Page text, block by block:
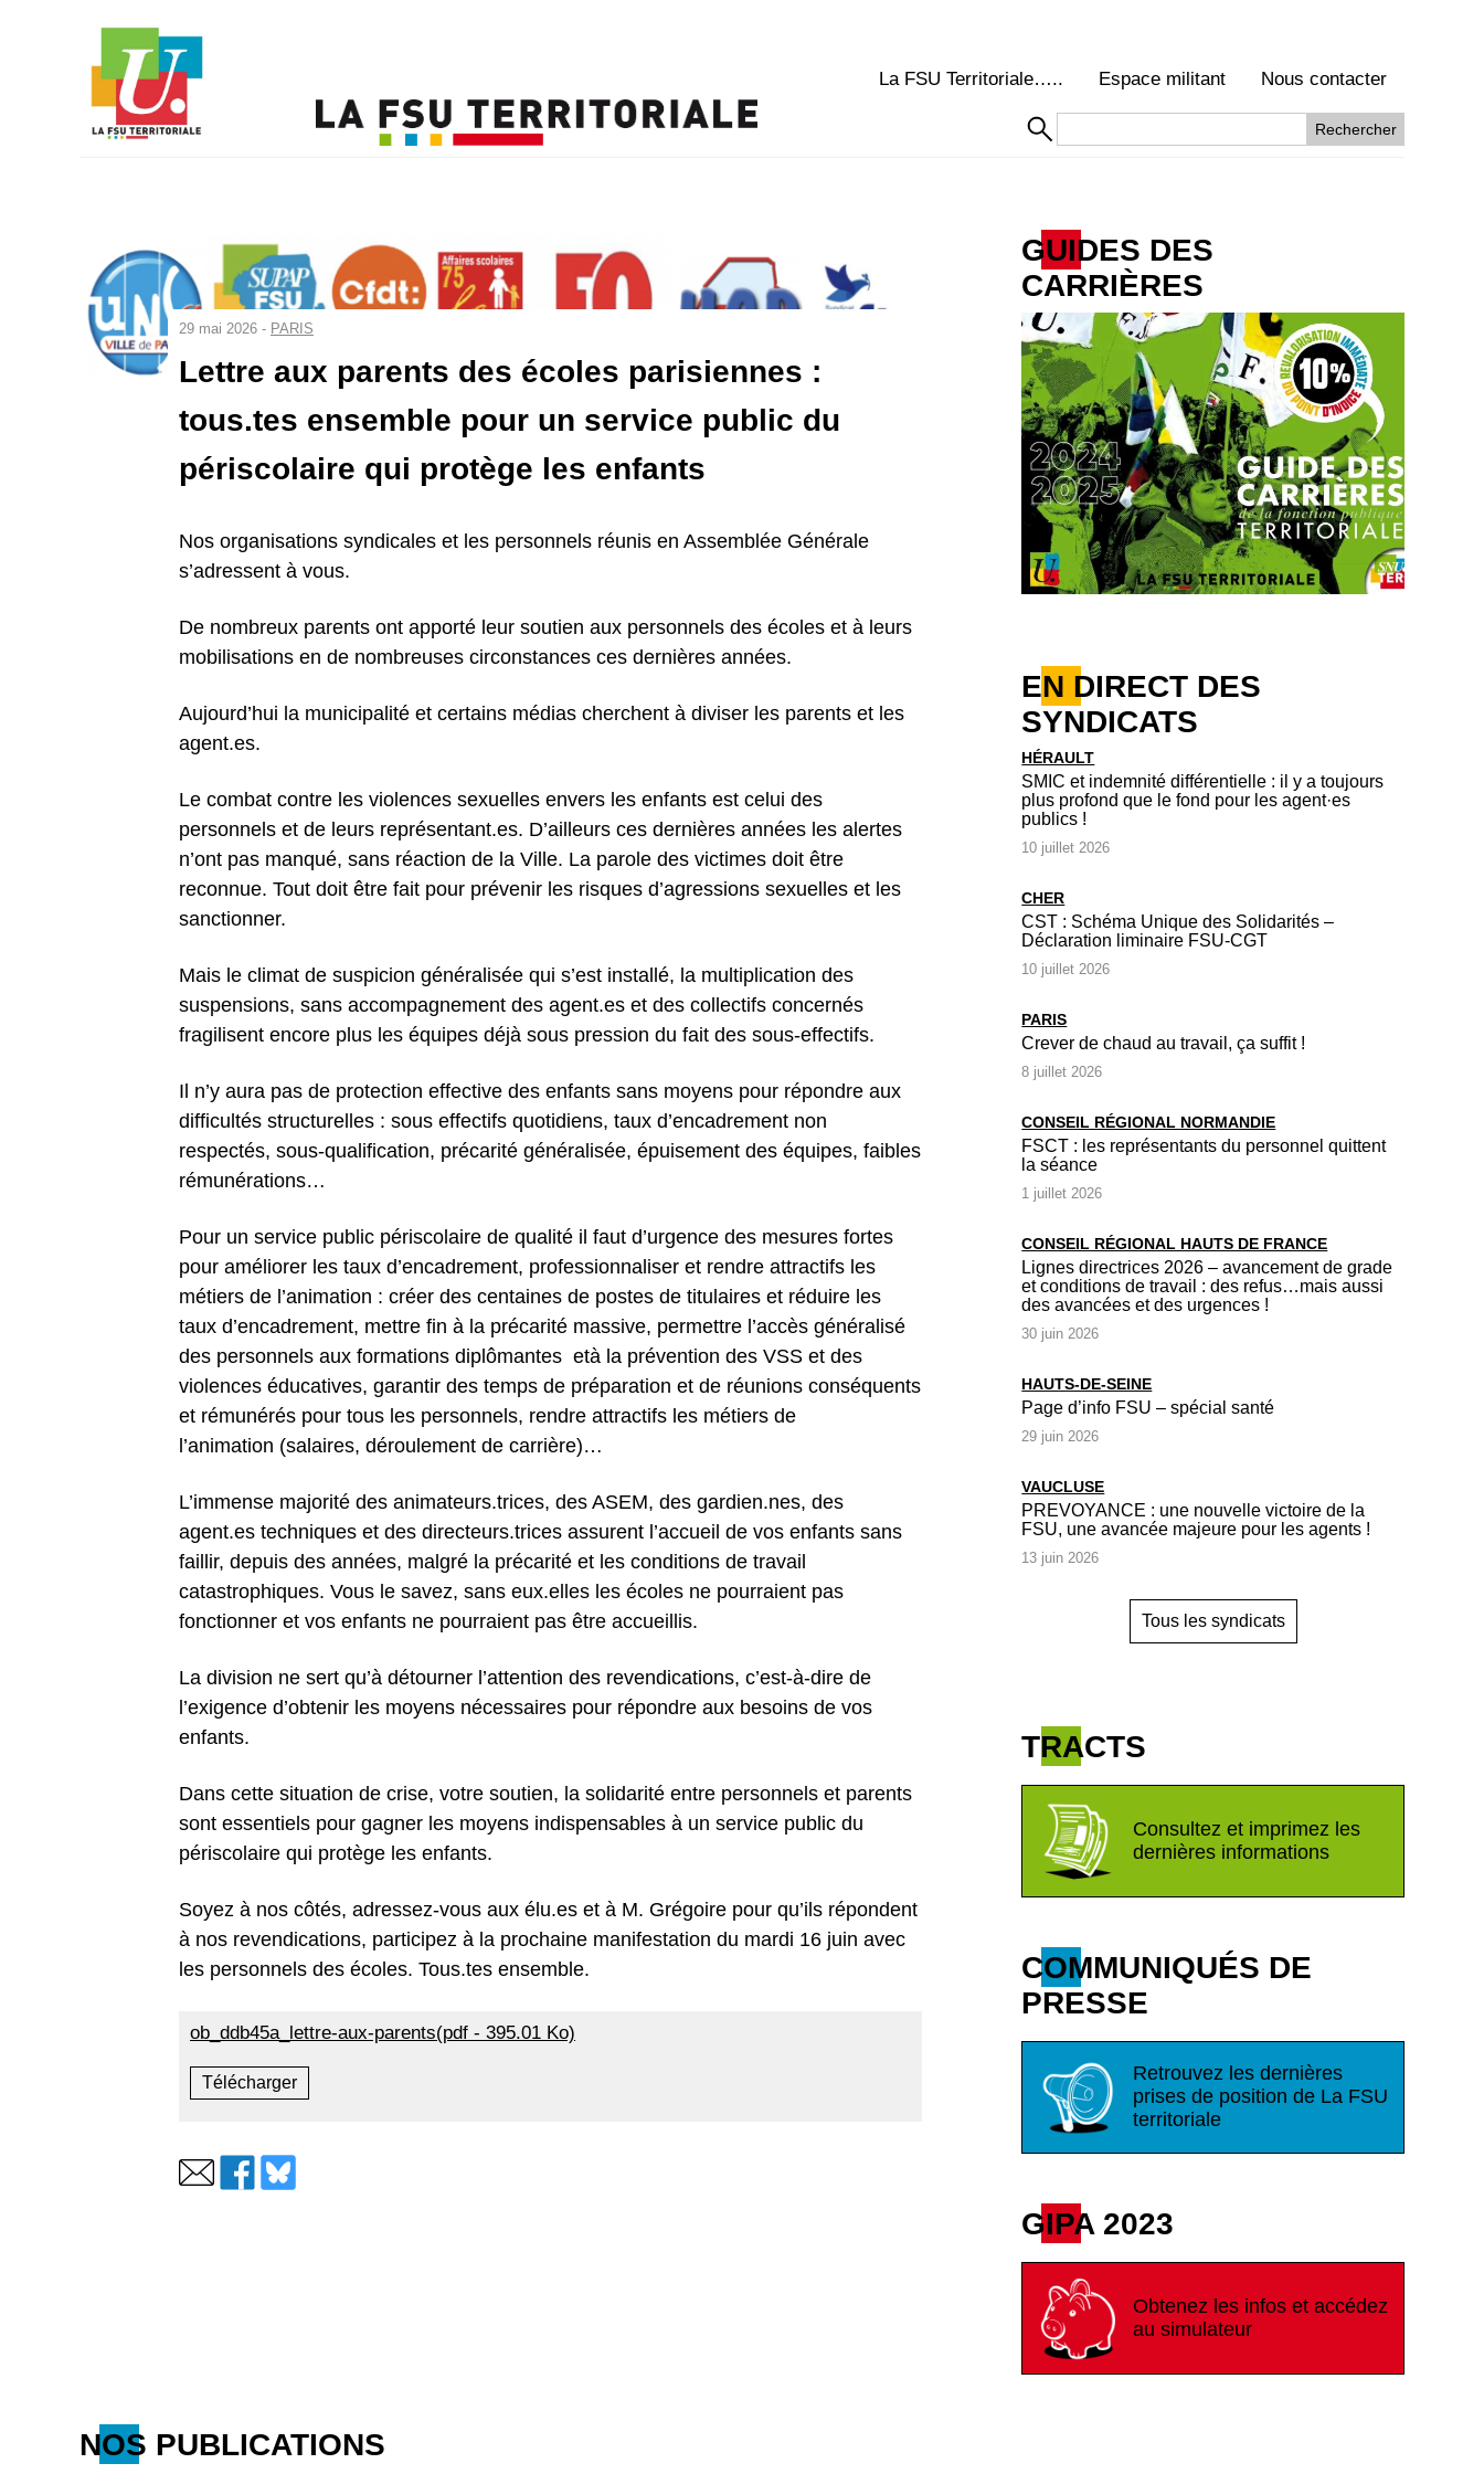
La FSU Territoriale….. Espace militant Nous contacter
29 mai 2026 - PARIS
Lettre aux parents des écoles parisiennes :
tous.tes ensemble pour un service public du
périscolaire qui protège les enfants
Nos organisations syndicales et les personnels réunis en Assemblée Générale
s’adressent à vous.
De nombreux parents ont apporté leur soutien aux personnels des écoles et à leurs
mobilisations en de nombreuses circonstances ces dernières années.
Aujourd’hui la municipalité et certains médias cherchent à diviser les parents et les
agent.es.
Le combat contre les violences sexuelles envers les enfants est celui des
personnels et de leurs représentant.es. D’ailleurs ces dernières années les alertes
n’ont pas manqué, sans réaction de la Ville. La parole des victimes doit être
reconnue. Tout doit être fait pour prévenir les risques d’agressions sexuelles et les
sanctionner.
Mais le climat de suspicion généralisée qui s’est installé, la multiplication des
suspensions, sans accompagnement des agent.es et des collectifs concernés
fragilisent encore plus les équipes déjà sous pression du fait des sous-effectifs.
Il n’y aura pas de protection effective des enfants sans moyens pour répondre aux
difficultés structurelles : sous effectifs quotidiens, taux d’encadrement non
respectés, sous-qualification, précarité généralisée, épuisement des équipes, faibles
rémunérations…
Pour un service public périscolaire de qualité il faut d’urgence des mesures fortes
pour améliorer les taux d’encadrement, professionnaliser et rendre attractifs les
métiers de l’animation : créer des centaines de postes de titulaires et réduire les
taux d’encadrement, mettre fin à la précarité massive, permettre l’accès généralisé
des personnels aux formations diplômantes età la prévention des VSS et des
violences éducatives, garantir des temps de préparation et de réunions conséquents
et rémunérés pour tous les personnels, rendre attractifs les métiers de
l’animation (salaires, déroulement de carrière)…
L’immense majorité des animateurs.trices, des ASEM, des gardien.nes, des
agent.es techniques et des directeurs.trices assurent l’accueil de vos enfants sans
faillir, depuis des années, malgré la précarité et les conditions de travail
catastrophiques. Vous le savez, sans eux.elles les écoles ne pourraient pas
fonctionner et vos enfants ne pourraient pas être accueillis.
La division ne sert qu’à détourner l’attention des revendications, c’est-à-dire de
l’exigence d’obtenir les moyens nécessaires pour répondre aux besoins de vos
enfants.
Dans cette situation de crise, votre soutien, la solidarité entre personnels et parents
sont essentiels pour gagner les moyens indispensables à un service public du
périscolaire qui protège les enfants.
Soyez à nos côtés, adressez-vous aux élu.es et à M. Grégoire pour qu’ils répondent
à nos revendications, participez à la prochaine manifestation du mardi 16 juin avec
les personnels des écoles. Tous.tes ensemble.
ob_ddb45a_lettre-aux-parents(pdf - 395.01 Ko)
Télécharger
GUIDES DES
CARRIÈRES
EN DIRECT DES
SYNDICATS
HÉRAULT
SMIC et indemnité différentielle : il y a toujours
plus profond que le fond pour les agent·es
publics !
10 juillet 2026
CHER
CST : Schéma Unique des Solidarités –
Déclaration liminaire FSU-CGT
10 juillet 2026
PARIS
Crever de chaud au travail, ça suffit !
8 juillet 2026
CONSEIL RÉGIONAL NORMANDIE
FSCT : les représentants du personnel quittent
la séance
1 juillet 2026
CONSEIL RÉGIONAL HAUTS DE FRANCE
Lignes directrices 2026 – avancement de grade
et conditions de travail : des refus…mais aussi
des avancées et des urgences !
30 juin 2026
HAUTS-DE-SEINE
Page d’info FSU – spécial santé
29 juin 2026
VAUCLUSE
PREVOYANCE : une nouvelle victoire de la
FSU, une avancée majeure pour les agents !
13 juin 2026
Tous les syndicats
TRACTS
Consultez et imprimez les
dernières informations
COMMUNIQUÉS DE
PRESSE
Retrouvez les dernières
prises de position de La FSU
territoriale
GIPA 2023
Obtenez les infos et accédez
au simulateur
NOS PUBLICATIONS